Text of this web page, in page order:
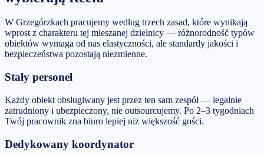
W Grzegórzkach pracujemy według trzech zasad, które wynikają
wprost z charakteru tej mieszanej dzielnicy — różnorodność typów
obiektów wymaga od nas elastyczności, ale standardy jakości i
bezpieczeństwa pozostają niezmienne.
Stały personel
Każdy obiekt obsługiwany jest przez ten sam zespół — legalnie
zatrudniony i ubezpieczony, nie outsourcujemy. Po 2–3 tygodniach
Twój pracownik zna biuro lepiej niż większość gości.
Dedykowany koordynator